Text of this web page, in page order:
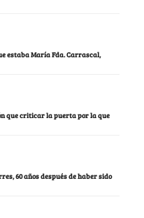
estaba María Fda. Carrascal,
que criticar la puerta por la que
60 años después de haber sido